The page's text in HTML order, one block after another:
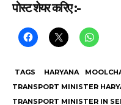
पोस्ट शेयर करिए :-
TAGS HARYANA
TRANSPORT MINISTER
TRANSPORT MINISTER IN